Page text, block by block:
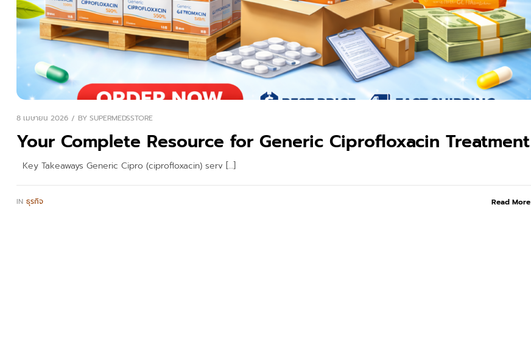
8 เมษายน 2026 BY SUPERMEDSSTORE
Your Complete Resource for Generic Ciprofloxacin Treatment
Key Takeaways Generic Cipro (ciprofloxacin) serv […]
IN ธุรกิจ Read More